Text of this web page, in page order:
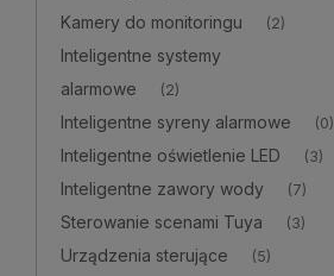
Kamery do monitoringu (2)
Inteligentne systemy
alarmowe
(2)
Inteligentne syreny alarmowe (0)
Inteligentne oświetlenie LED (3)
Inteligentne zawory wody (7)
Sterowanie scenami Tuya (3)
Urządzenia sterujące (5)